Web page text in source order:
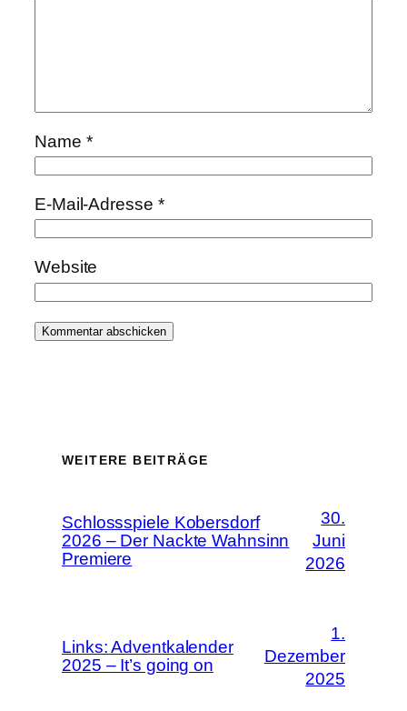
Name *
E-Mail-Adresse *
Website
WEITERE BEITRÄGE
Schlossspiele Kobersdorf
2026 – Der Nackte Wahnsinn
Premiere
30.
Juni
2026
Links: Adventkalender
2025 – It’s going on
1.
Dezember
2025